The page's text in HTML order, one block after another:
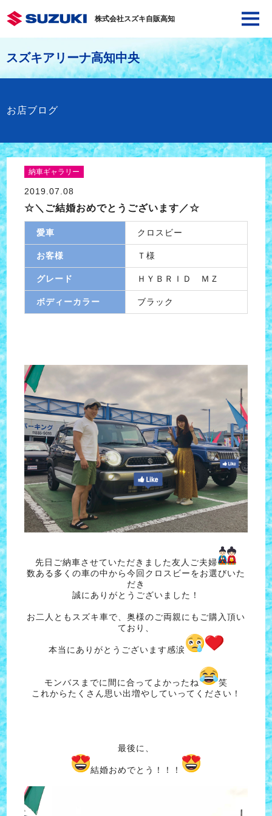
株式会社スズキ自販高知
スズキアリーナ高知中央
お店ブログ
納車ギャラリー
2019.07.08
☆＼ご結婚おめでとうございます／☆
愛車 クロスビー
お客様 Ｔ様
グレード ＨＹＢＲＩＤ ＭＺ
ボディーカラー ブラック
先日ご納車させていただきました友人ご夫婦
数ある多くの車の中から今回クロスビーをお選びいた
だき
誠にありがとうございました！
お二人ともスズキ車で、奥様のご両親にもご購入頂い
ており、
本当にありがとうございます感涙
モンバスまでに間に合ってよかったね
笑
これからたくさん思い出増やしていってください！
最後に、
結婚おめでとう！！！